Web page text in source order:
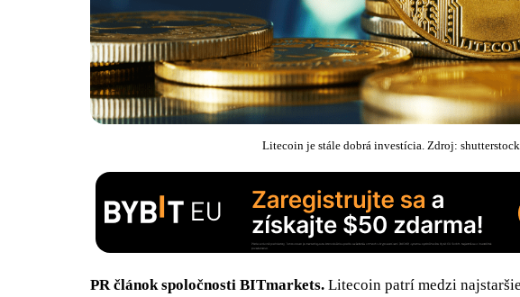
Litecoin je stále dobrá investícia. Zdroj:
PR článok spoločnosti BITmarkets. Litecoin patrí medzi